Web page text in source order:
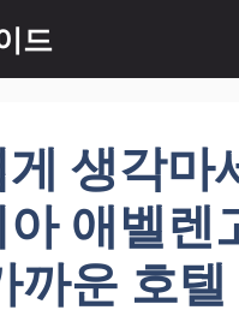
드
생각마
애벨렌
까운 호